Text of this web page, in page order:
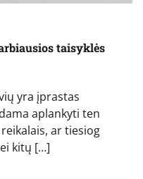
taisyklės
yra įprastas
aplankyti ten
ar tiesiog
kitų […]